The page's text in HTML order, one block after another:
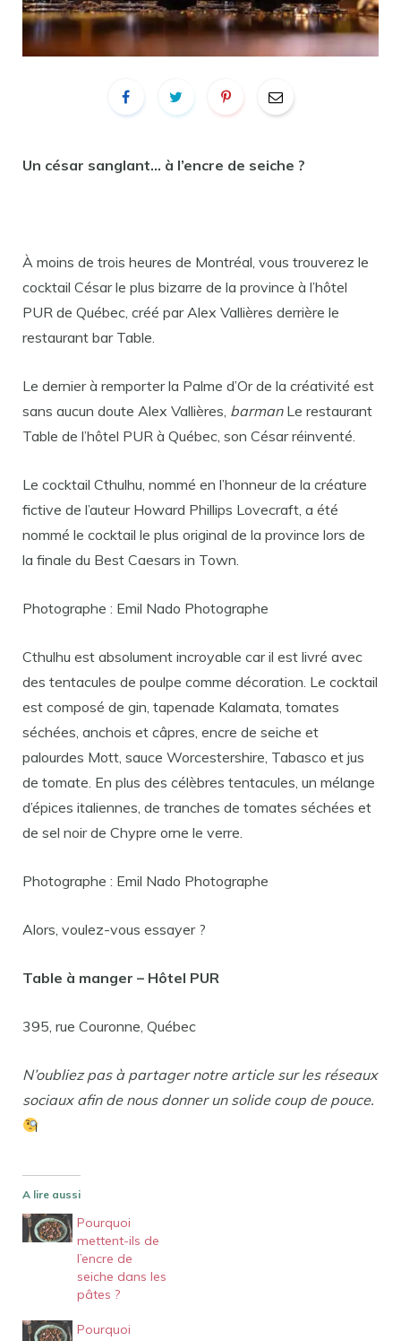
Un césar sanglant… à l’encre de seiche ?
À moins de trois heures de Montréal, vous trouverez le
cocktail César le plus bizarre de la province à l’hôtel
PUR de Québec, créé par Alex Vallières derrière le
restaurant bar Table.
Le dernier à remporter la Palme d’Or de la créativité est
sans aucun doute Alex Vallières, barmanLe restaurant
Table de l’hôtel PUR à Québec, son César réinventé.
Le cocktail Cthulhu, nommé en l’honneur de la créature
fictive de l’auteur Howard Phillips Lovecraft, a été
nommé le cocktail le plus original de la province lors de
la finale du Best Caesars in Town.
Photographe : Emil Nado Photographe
Cthulhu est absolument incroyable car il est livré avec
des tentacules de poulpe comme décoration. Le cocktail
est composé de gin, tapenade Kalamata, tomates
séchées, anchois et câpres, encre de seiche et
palourdes Mott, sauce Worcestershire, Tabasco et jus
de tomate. En plus des célèbres tentacules, un mélange
d’épices italiennes, de tranches de tomates séchées et
de sel noir de Chypre orne le verre.
Photographe : Emil Nado Photographe
Alors, voulez-vous essayer ?
Table à manger – Hôtel PUR
395, rue Couronne, Québec
N’oubliez pas à partager notre article sur les réseaux
sociaux afin de nous donner un solide coup de pouce.
A lire aussi
Pourquoi
mettent-ils de
l’encre de
seiche dans les
pâtes ?
Pourquoi